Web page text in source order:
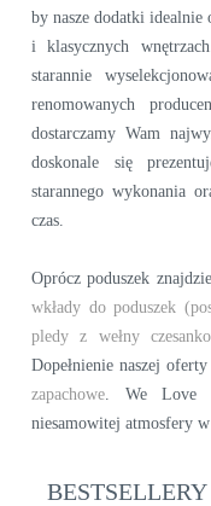
by nasze dodatki idealnie
i klasycznych
starannie
renomowanych
dostarczamy Wam
doskonale się
starannego wykonania
czas.
Oprócz poduszek
wkłady do poduszek
pledy z wełny
Dopełnienie naszej
zapachowe. We Love
niesamowitej atmosfery
BESTSELLERY